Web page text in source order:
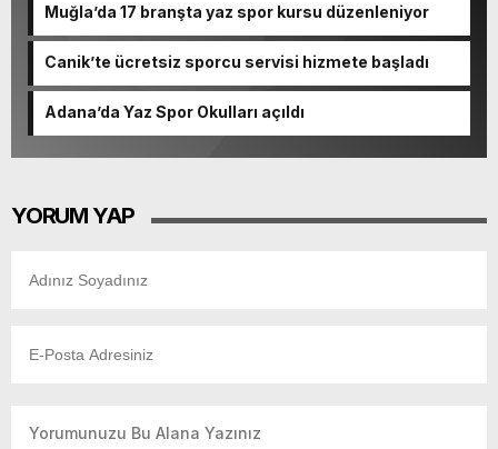
Muğla’da 17 branşta yaz spor kursu düzenleniyor
Canik’te ücretsiz sporcu servisi hizmete başladı
Adana’da Yaz Spor Okulları açıldı
YORUM YAP